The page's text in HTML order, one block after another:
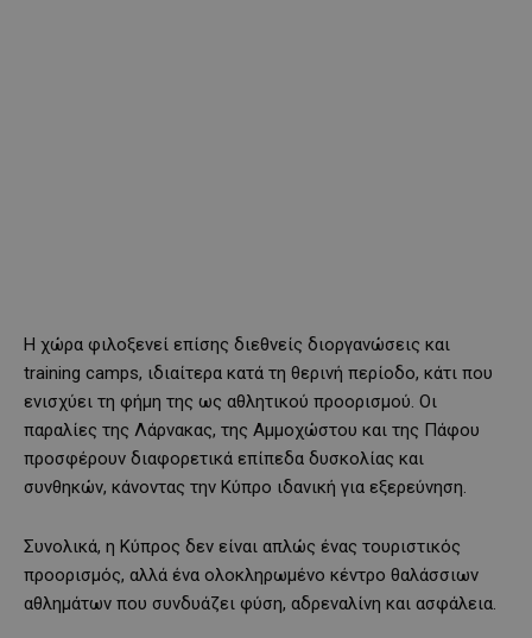
Η χώρα φιλοξενεί επίσης διεθνείς διοργανώσεις και
training camps, ιδιαίτερα κατά τη θερινή περίοδο, κάτι που
ενισχύει τη φήμη της ως αθλητικού προορισμού. Οι
παραλίες της Λάρνακας, της Αμμοχώστου και της Πάφου
προσφέρουν διαφορετικά επίπεδα δυσκολίας και
συνθηκών, κάνοντας την Κύπρο ιδανική για εξερεύνηση.
Συνολικά, η Κύπρος δεν είναι απλώς ένας τουριστικός
προορισμός, αλλά ένα ολοκληρωμένο κέντρο θαλάσσιων
αθλημάτων που συνδυάζει φύση, αδρεναλίνη και ασφάλεια.